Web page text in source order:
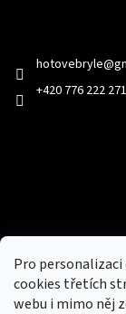
Pro personalizaci
cookies třetích
webu i mimo něj
hotovebryle@
+420 776 222